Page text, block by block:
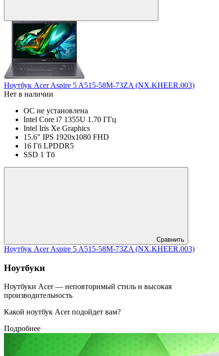
Ноутбук Acer Aspire 5 A515-58M-73ZA (NX.KHEER.003)
Нет в наличии
ОС не установлена
Intel Core i7 1355U 1.70 ГГц
Intel Iris Xe Graphics
15.6" IPS 1920x1080 FHD
16 Гб LPDDR5
SSD 1 Тб
Сравнить
Ноутбук Acer Aspire 5 A515-58M-73ZA (NX.KHEER.003)
Ноутбуки
Ноутбуки Acer — неповторимый стиль и высокая
производительность
Какой ноутбук Acer подойдет вам?
Подробнее